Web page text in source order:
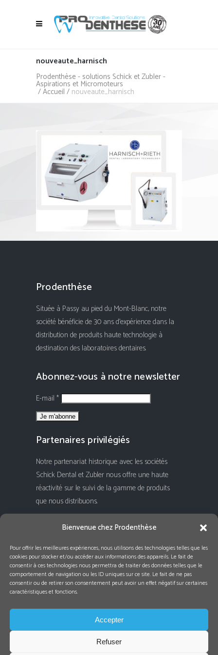
Bienvenue chez Prodenthèse
Pour offrir les meilleures expériences, nous utilisons des technologies telles que les
cookies pour stocker et/ou accéder aux informations des appareils. Le fait de
consentir à ces technologies nous permettra de traiter des données telles que le
comportement de navigation ou les ID uniques sur ce site. Le fait de ne pas
consentir ou de retirer son consentement peut avoir un effet négatif sur certaines
caractéristiques et fonctions.
Accepter
Refuser
nouveaute_harnisch
Prodenthèse - solutions Schick et Zubler -
Aspirations et Micromoteurs
/Accueil / nouveaute_harnisch
Prodenthèse
Située à Passy au pied du Mont-Blanc, notre
société bénéficie de 30 ans d'expérience dans la
distribution de produits haute technologie à
destination des laboratoires dentaires.
Abonnez-vous à notre newsletter
E-mail *
Partenaires privilégiés
Notre partenariat historique avec les sociétés
Schick Dental et Zubler nous offre une haute
réactivité sur le suivi de la gamme de produits
que nous distribuons.
Rejoignez-nous !